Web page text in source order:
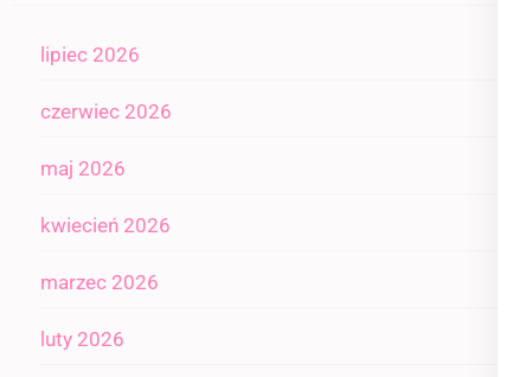
lipiec 2026
czerwiec 2026
maj 2026
kwiecień 2026
marzec 2026
luty 2026